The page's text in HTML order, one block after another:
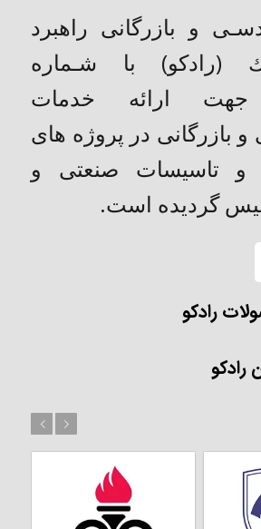
و بازرگانی راهبرد
(رادکو) با شـماره
جهت ارائه خدمات
و بازرگانی در پروژه های
و تاسیسات صنعتی و
گردیده است.
رادکو
رادکو